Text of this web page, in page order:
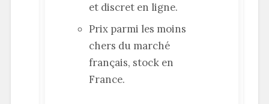
et discret en ligne.
Prix parmi les moins
chers du marché
français, stock en
France.